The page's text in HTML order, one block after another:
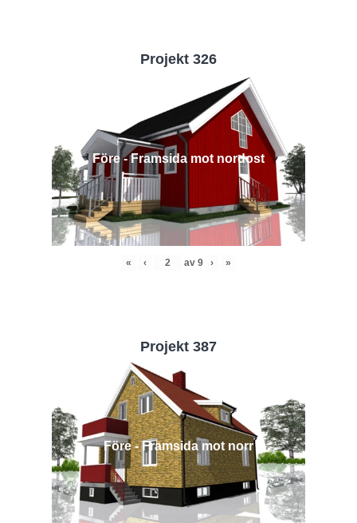
Projekt 326
Före - Framsida mot nordost
« ‹ av 9 › »
Projekt 387
Före - Framsida mot norr